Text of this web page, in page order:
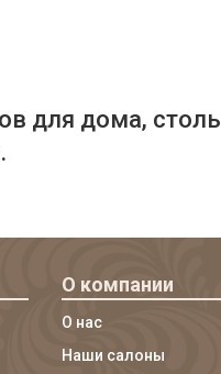
для дома, столь
О компании
О нас
Наши салоны